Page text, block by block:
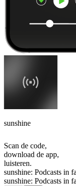
sunshine
Scan de code,
download de app,
luisteren.
sunshine: Podcasts in
sunshine: Podcasts in